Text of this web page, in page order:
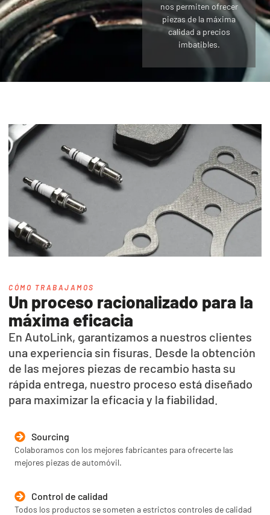
nos permiten ofrecer
piezas de la máxima
calidad a precios
imbatibles.
CÓMO TRABAJAMOS
Un proceso racionalizado para la
máxima eficacia
En AutoLink, garantizamos a nuestros clientes
una experiencia sin fisuras. Desde la obtención
de las mejores piezas de recambio hasta su
rápida entrega, nuestro proceso está diseñado
para maximizar la eficacia y la fiabilidad.
Sourcing
Colaboramos con los mejores fabricantes para ofrecerte las
mejores piezas de automóvil.
Control de calidad
Todos los productos se someten a estrictos controles de calidad